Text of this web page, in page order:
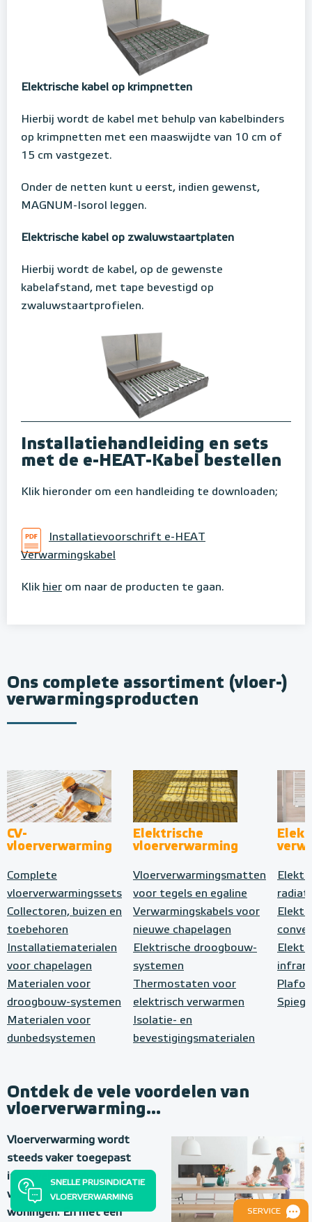
Elektrische kabel op krimpnetten
Hierbij wordt de kabel met behulp van kabelbinders
op krimpnetten met een maaswijdte van 10 cm of
15 cm vastgezet.
Onder de netten kunt u eerst, indien gewenst,
MAGNUM-Isorol leggen.
Elektrische kabel op zwaluwstaartplaten
Hierbij wordt de kabel, op de gewenste
kabelafstand, met tape bevestigd op
zwaluwstaartprofielen.
Installatiehandleiding en sets
met de e-HEAT-Kabel bestellen
Klik hieronder om een handleiding te downloaden;
Installatievoorschrift e-HEAT
Verwarmingskabel
Klik hier om naar de producten te gaan.
Ons complete assortiment (vloer-)
verwarmingsproducten
CV-
vloerverwarming
Elektrische
vloerverwarming
Complete
vloerverwarmingssets
Collectoren, buizen en
toebehoren
Installatiematerialen
voor chapelagen
Materialen voor
droogbouw-systemen
Materialen voor
dunbedsystemen
Vloerverwarmingsmatten
voor tegels en egaline
Verwarmingskabels voor
nieuwe chapelagen
Elektrische droogbouw-
systemen
Thermostaten voor
elektrisch verwarmen
Isolatie- en
bevestigingsmaterialen
Ontdek de vele voordelen van
vloerverwarming...
Vloerverwarming wordt
steeds vaker toegepast
in zowel nieuwbouw-
woningen als bestaande
woningen. Én met een
SERVICE
SNELLE PRIJSINDICATIE
VLOERVERWARMING